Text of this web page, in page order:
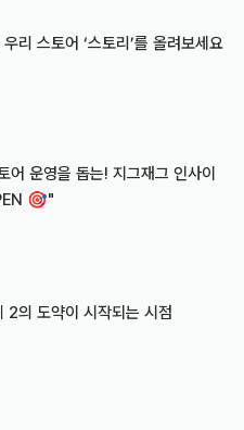
리 스토어 ‘스토리’를 올려보세요
어 운영을 돕는! 지그재그 인사이
🎯"
2의 도약이 시작되는 시점